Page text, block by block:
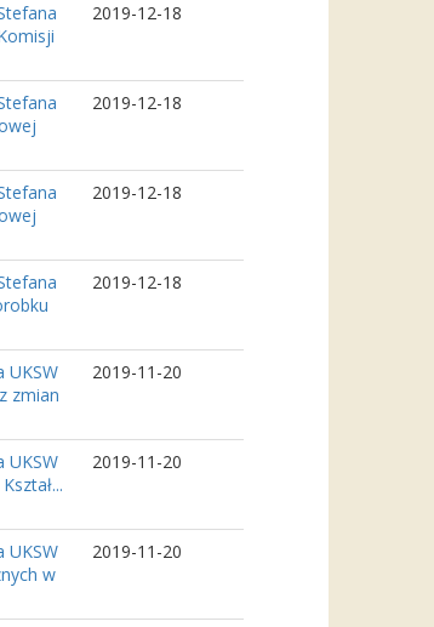
2019-12-18
2019-12-18
2019-12-18
2019-12-18
UKSW
zmian
2019-11-20
UKSW
2019-11-20
UKSW
w
2019-11-20